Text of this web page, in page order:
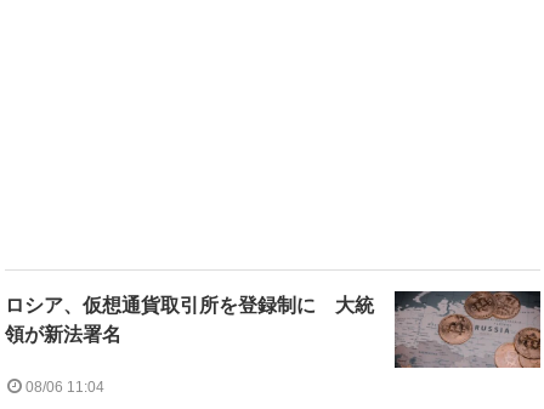
ロシア、仮想通貨取引所を登録制に 大統
領が新法署名
08/06 11:04